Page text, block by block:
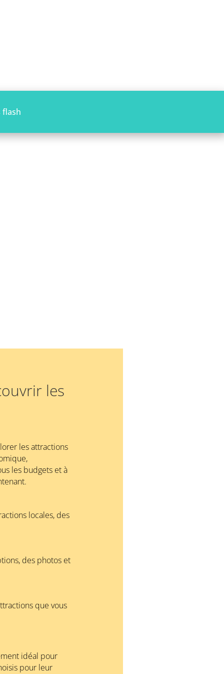
flash
les
les attractions
les budgets et à
locales, des
des photos et
que vous
idéal pour
pour leur